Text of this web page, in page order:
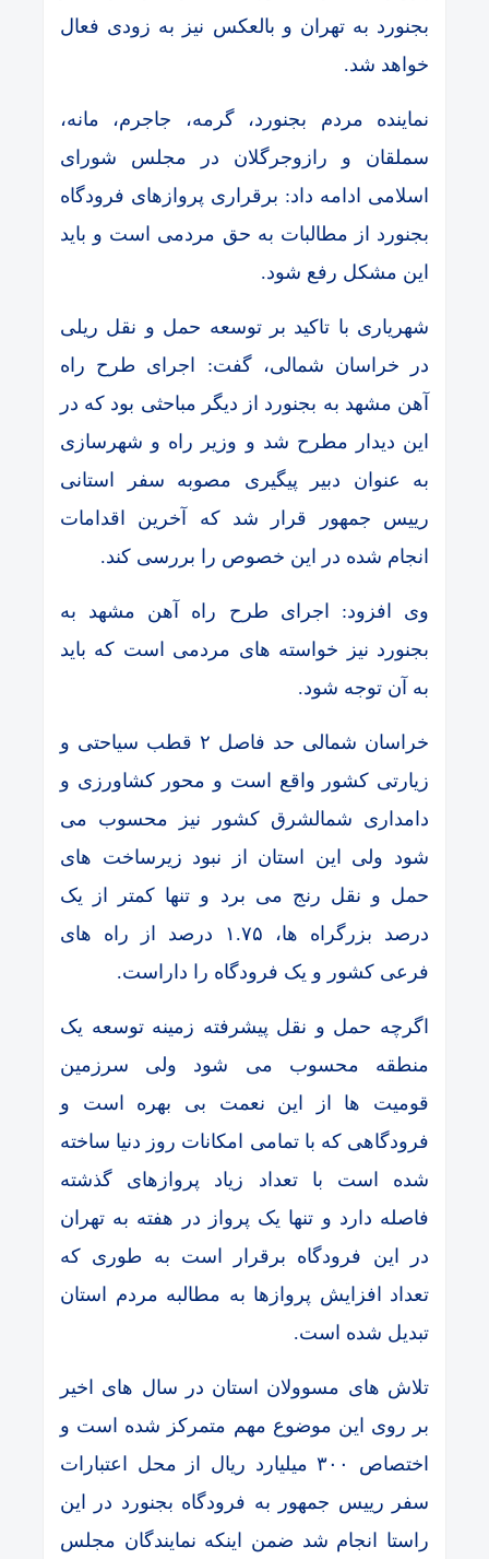
بجنورد به تهران و بالعکس نیز به زودی فعال
خواهد شد.
نماینده مردم بجنورد، گرمه، جاجرم، مانه،
سملقان و رازوجرگلان در مجلس شورای
اسلامی ادامه داد: برقراری پروازهای فرودگاه
بجنورد از مطالبات به حق مردمی است و باید
این مشکل رفع شود.
شهریاری با تاکید بر توسعه حمل و نقل ریلی
در خراسان شمالی، گفت: اجرای طرح راه
آهن مشهد به بجنورد از دیگر مباحثی بود که در
این دیدار مطرح شد و وزیر راه و شهرسازی
به عنوان دبیر پیگیری مصوبه سفر استانی
رییس جمهور قرار شد که آخرین اقدامات
انجام شده در این خصوص را بررسی کند.
وی افزود: اجرای طرح راه آهن مشهد به
بجنورد نیز خواسته های مردمی است که باید
به آن توجه شود.
خراسان شمالی حد فاصل ۲ قطب سیاحتی و
زیارتی کشور واقع است و محور کشاورزی و
دامداری شمالشرق کشور نیز محسوب می
شود ولی این استان از نبود زیرساخت های
حمل و نقل رنج می برد و تنها کمتر از یک
درصد بزرگراه ها، ۱.۷۵ درصد از راه های
فرعی کشور و یک فرودگاه را داراست.
اگرچه حمل و نقل پیشرفته زمینه توسعه یک
منطقه محسوب می شود ولی سرزمین
قومیت ها از این نعمت بی بهره است و
فرودگاهی که با تمامی امکانات روز دنیا ساخته
شده است با تعداد زیاد پروازهای گذشته
فاصله دارد و تنها یک پرواز در هفته به تهران
در این فرودگاه برقرار است به طوری که
تعداد افزایش پروازها به مطالبه مردم استان
تبدیل شده است.
تلاش های مسوولان استان در سال های اخیر
بر روی این موضوع مهم متمرکز شده است و
اختصاص ۳۰۰ میلیارد ریال از محل اعتبارات
سفر رییس جمهور به فرودگاه بجنورد در این
راستا انجام شد ضمن اینکه نمایندگان مجلس